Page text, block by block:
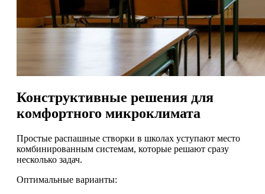
Конструктивные решения для
комфортного микроклимата
Простые распашные створки в школах уступают место
комбинированным системам, которые решают сразу
несколько задач.
Оптимальные варианты: